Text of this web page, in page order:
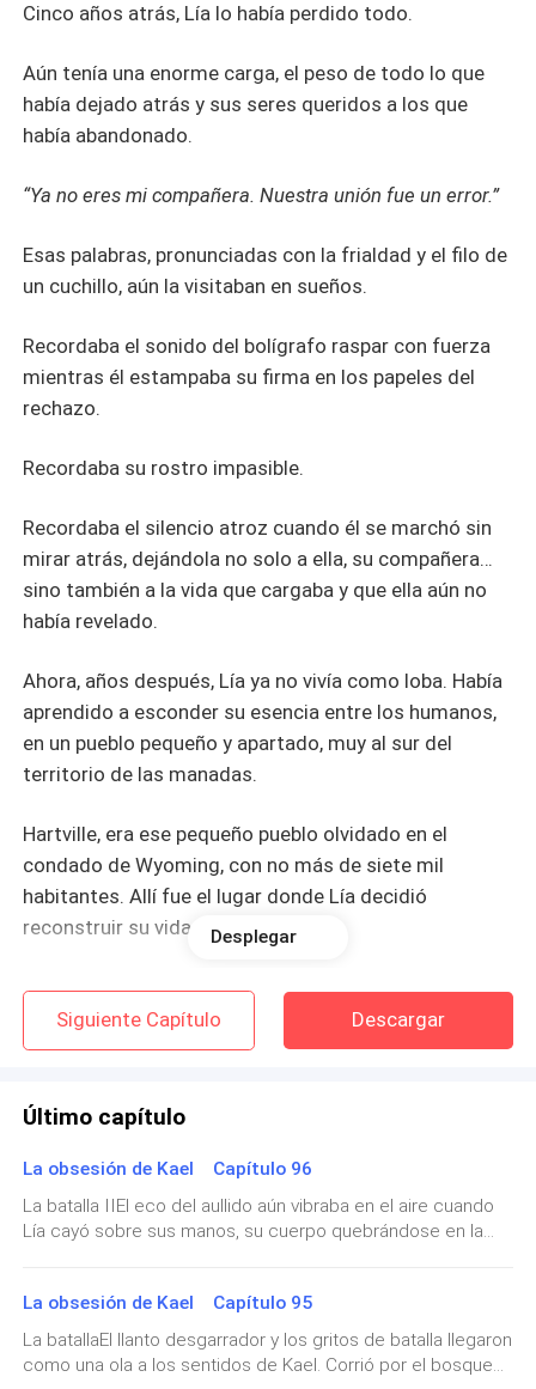
Cinco años atrás, Lía lo había perdido todo.
Aún tenía una enorme carga, el peso de todo lo que
había dejado atrás y sus seres queridos a los que
había abandonado.
“Ya no eres mi compañera. Nuestra unión fue un error.”
Esas palabras, pronunciadas con la frialdad y el filo de
un cuchillo, aún la visitaban en sueños.
Recordaba el sonido del bolígrafo raspar con fuerza
mientras él estampaba su firma en los papeles del
rechazo.
Recordaba su rostro impasible.
Recordaba el silencio atroz cuando él se marchó sin
mirar atrás, dejándola no solo a ella, su compañera…
sino también a la vida que cargaba y que ella aún no
había revelado.
Ahora, años después, Lía ya no vivía como loba. Había
aprendido a esconder su esencia entre los humanos,
en un pueblo pequeño y apartado, muy al sur del
territorio de las manadas.
Hartville, era ese pequeño pueblo olvidado en el
condado de Wyoming, con no más de siete mil
habitantes. Allí fue el lugar donde Lía decidió
reconstruir su vida.
En Hartville era conocida como una madre soltera,
amable y reservada, que vivía en una bonita cabaña
cercana al bosque donde tenía su escuela canil… la
confiaban incluso los oficiales locales para trabajar
Sus tres hijos crecían sin saber que no eran del todo
humanos. Para ellos, su madre solo era una mujer
mentiras… y un vínculo especial con los animales.
Así había logrado regresar a la vida, comenzar de
Desplegar
Siguiente Capítulo Descargar
Último capítulo
La obsesión de Kael Capítulo 96
La batalla IIEl eco del aullido aún vibraba en el aire cuando
Lía cayó sobre sus manos, su cuerpo quebrándose en la
adrenalina que la quemaba por dentro. En menos de un
suspiro, la loba de pelaje oscuro tomó su lugar, los ojos
brillando como brasas en la penumbra.A su lado, Fatia se
había lanzado con la misma rapidez. Su loba, más clara y
La obsesión de Kael Capítulo 95
La batallaEl llanto desgarrador y los gritos de batalla llegaron
como una ola a los sentidos de Kael. Corrió por el bosque